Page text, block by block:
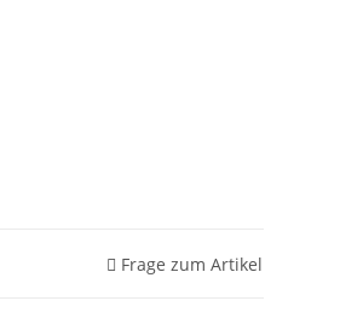
Frage zum Artikel